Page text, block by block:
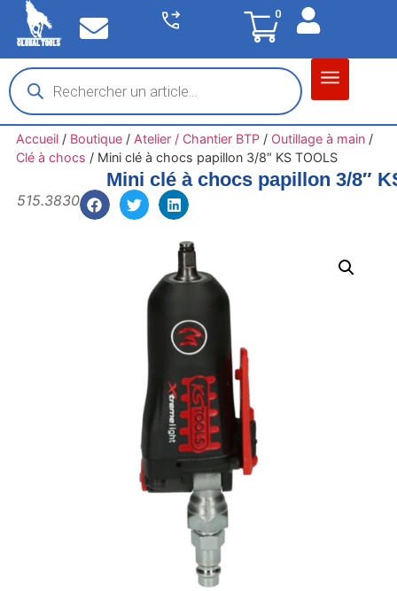
0
Accueil/ Boutique/ Atelier / Chantier BTP/ Outillage à main/
Clé à chocs / Mini clé à chocs papillon 3/8″ KS TOOLS
Mini clé à chocs papillon 3/8″
515.3830